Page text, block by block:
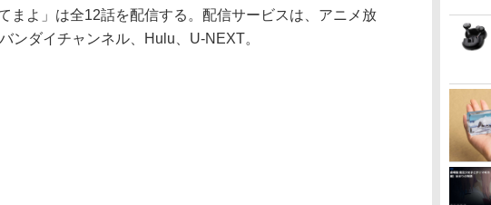
まよ」は全12話を配信する。配信サービスは、アニメ放
ンダイチャンネル、Hulu、U-NEXT。